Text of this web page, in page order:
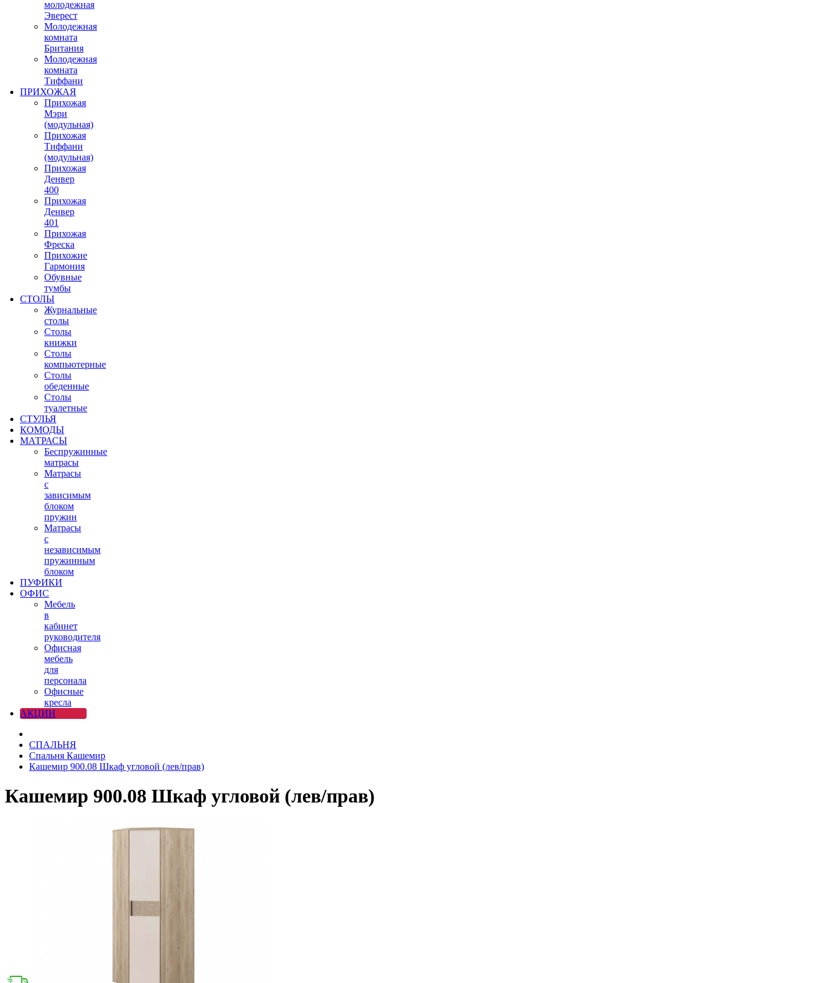
молодежная
Эверест
Молодежная
комната
Британия
Молодежная
комната
Тиффани
ПРИХОЖАЯ
Прихожая
Мэри
(модульная)
Прихожая
Тиффани
(модульная)
Прихожая
Денвер
400
Прихожая
Денвер
401
Прихожая
Фреска
Прихожие
Гармония
Обувные
тумбы
СТОЛЫ
Журнальные
столы
Столы
книжки
Столы
компьютерные
Столы
обеденные
Столы
туалетные
СТУЛЬЯ
КОМОДЫ
МАТРАСЫ
Беспружинные
матрасы
Матрасы
с
зависимым
блоком
пружин
Матрасы
с
независимым
пружинным
блоком
ПУФИКИ
ОФИС
Мебель
в
кабинет
руководителя
Офисная
мебель
для
персонала
Офисные
кресла
АКЦИИ
СПАЛЬНЯ
Спальня Кашемир
Кашемир 900.08 Шкаф угловой (лев/прав)
Кашемир 900.08 Шкаф угловой (лев/прав)